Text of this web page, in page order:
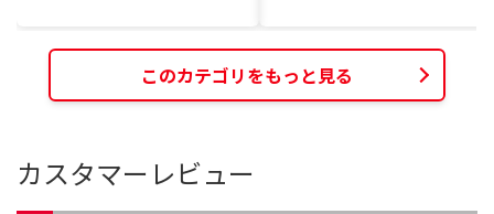
このカテゴリをもっと見る
カスタマーレビュー